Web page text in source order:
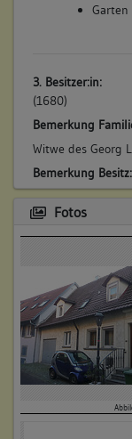
Garten
3. Besitzer:in:
(1680)
Bemerkung
Witwe des Georg
Bemerkung Besitz:
besitzt anteilig
Beschreibung:
Beruf / Amt /
keiner
Betroffene
Garten
Fotos